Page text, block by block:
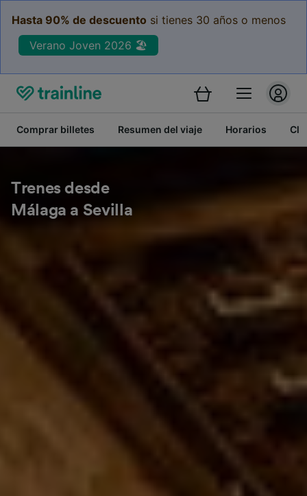
Hasta 90% de descuento si tienes 30 años o menos
Verano Joven 2026 🏖️
Comprar billetes Resumen del viaje Horarios
Trenes desde
Málaga a Sevilla